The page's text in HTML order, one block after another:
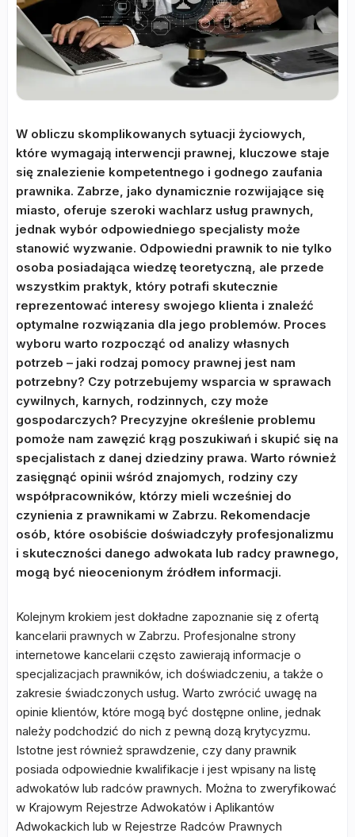
W obliczu skomplikowanych sytuacji życiowych,
które wymagają interwencji prawnej, kluczowe staje
się znalezienie kompetentnego i godnego zaufania
prawnika. Zabrze, jako dynamicznie rozwijające się
miasto, oferuje szeroki wachlarz usług prawnych,
jednak wybór odpowiedniego specjalisty może
stanowić wyzwanie. Odpowiedni prawnik to nie tylko
osoba posiadająca wiedzę teoretyczną, ale przede
wszystkim praktyk, który potrafi skutecznie
reprezentować interesy swojego klienta i znaleźć
optymalne rozwiązania dla jego problemów. Proces
wyboru warto rozpocząć od analizy własnych
potrzeb – jaki rodzaj pomocy prawnej jest nam
potrzebny? Czy potrzebujemy wsparcia w sprawach
cywilnych, karnych, rodzinnych, czy może
gospodarczych? Precyzyjne określenie problemu
pomoże nam zawęzić krąg poszukiwań i skupić się na
specjalistach z danej dziedziny prawa. Warto również
zasięgnąć opinii wśród znajomych, rodziny czy
współpracowników, którzy mieli wcześniej do
czynienia z prawnikami w Zabrzu. Rekomendacje
osób, które osobiście doświadczyły profesjonalizmu
i skuteczności danego adwokata lub radcy prawnego,
mogą być nieocenionym źródłem informacji.
Kolejnym krokiem jest dokładne zapoznanie się z ofertą
kancelarii prawnych w Zabrzu. Profesjonalne strony
internetowe kancelarii często zawierają informacje o
specjalizacjach prawników, ich doświadczeniu, a także o
zakresie świadczonych usług. Warto zwrócić uwagę na
opinie klientów, które mogą być dostępne online, jednak
należy podchodzić do nich z pewną dozą krytycyzmu.
Istotne jest również sprawdzenie, czy dany prawnik
posiada odpowiednie kwalifikacje i jest wpisany na listę
adwokatów lub radców prawnych. Można to zweryfikować
w Krajowym Rejestrze Adwokatów i Aplikantów
Adwokackich lub w Rejestrze Radców Prawnych